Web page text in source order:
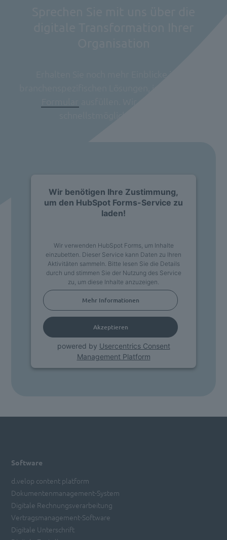
Wir benötigen Ihre Zustimmung,
um den HubSpot Forms-Service zu
laden!
Wir verwenden HubSpot Forms, um Inhalte
einzubetten. Dieser Service kann Daten zu Ihren
Aktivitäten sammeln. Bitte lesen Sie die Details
durch und stimmen Sie der Nutzung des Service
zu, um diese Inhalte anzuzeigen.
Mehr Informationen
Akzeptieren
powered by Usercentrics Consent
Management Platform
Software
d.velop content platform
Dokumentenmanagement-System
Digitale Rechnungsverarbeitung
Vertragsmanagement-Software
Digitale Unterschrift